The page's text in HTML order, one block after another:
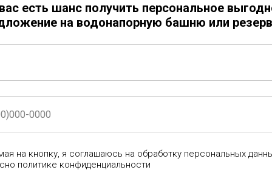
есть шанс получить персональное
на водонапорную башню или
на кнопку, я соглашаюсь на обработку персональных
политике конфиденциальности
Длина - 1,5 м
Труба изготавливается из
Труба (обечайка) состоит из